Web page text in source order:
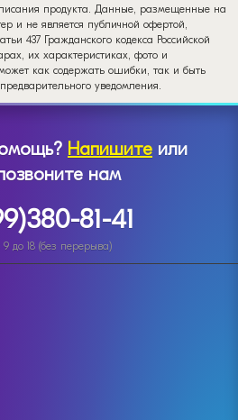
продукта. Данные, размещенные на
и не является публичной офертой,
437 Гражданского кодекса Российской
их характеристиках, фото и
как содержать ошибки, так и быть
уведомления.
Напишите или
нам
81-41
до 18 (без перерыва)